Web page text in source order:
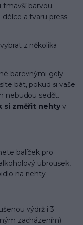
tmavší barvou.
a tvaru press
z několika
barevnými gely
bát, pokud si vaše
nebudou sedět.
si změřit nehty v
balíček pro
ubrousek,
na nehty
výdrž i 3
zacházením)